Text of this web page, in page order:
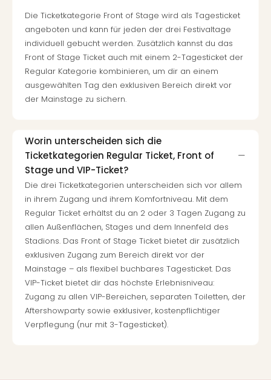
Die Ticketkategorie Front of Stage wird als Tagesticket
angeboten und kann für jeden der drei Festivaltage
individuell gebucht werden. Zusätzlich kannst du das
Front of Stage Ticket auch mit einem 2-Tagesticket der
Regular Kategorie kombinieren, um dir an einem
ausgewählten Tag den exklusiven Bereich direkt vor
der Mainstage zu sichern.
Worin unterscheiden sich die
Ticketkategorien Regular Ticket, Front of
Stage und VIP-Ticket?
Die drei Ticketkategorien unterscheiden sich vor allem
in ihrem Zugang und ihrem Komfortniveau. Mit dem
Regular Ticket erhältst du an 2 oder 3 Tagen Zugang zu
allen Außenflächen, Stages und dem Innenfeld des
Stadions. Das Front of Stage Ticket bietet dir zusätzlich
exklusiven Zugang zum Bereich direkt vor der
Mainstage – als flexibel buchbares Tagesticket. Das
VIP-Ticket bietet dir das höchste Erlebnisniveau:
Zugang zu allen VIP-Bereichen, separaten Toiletten, der
Aftershowparty sowie exklusiver, kostenpflichtiger
Verpflegung (nur mit 3-Tagesticket).